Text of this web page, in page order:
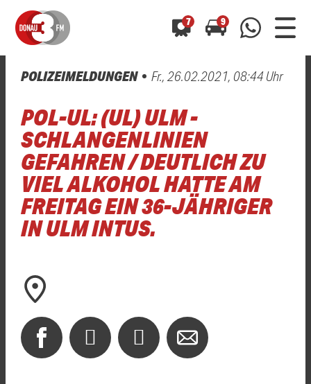
7 9
0800 0 490 400
01520 242 3333
Hast du auch einen Blitzer oder eine Verkehrsbehinderung
gesehen? Ganz einfach melden - kostenlos unter
oder perWhatsApp 01520 242 3333
Hast du auch einen Blitzer oder eine Verkehrsbehinderung
gesehen? Ganz einfach melden - kostenlos unter
oder perWhatsApp 01520 242 3333
POLIZEIMELDUNGEN Fr., 26.02.2021, 08:44 Uhr
POL-UL: (UL) ULM -
SCHLANGENLINIEN
GEFAHREN / DEUTLICH ZU
VIEL ALKOHOL HATTE AM
FREITAG EIN 36-JÄHRIGER
IN ULM INTUS.